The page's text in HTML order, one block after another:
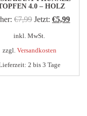
4.0 – HOLZ
€7,99 Ursprünglicher
Preis
war:
€7,99
Jetzt: €5,99
inkl. MwSt.
zzgl. Versandkosten
2 bis 3 Tage
Dieses